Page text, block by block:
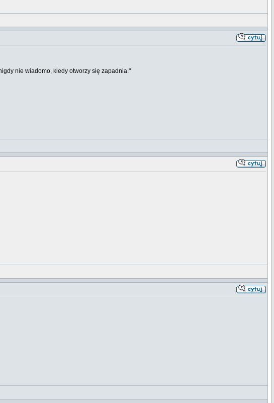
nie wiadomo, kiedy otworzy się zapadnia."